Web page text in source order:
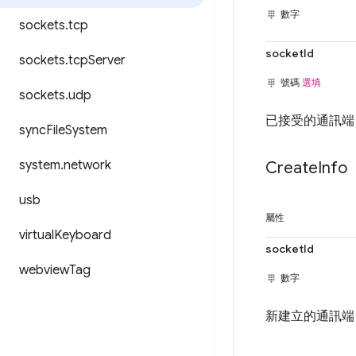
sockets.tcp
sockets.tcpServer
sockets.udp
syncFileSystem
system.network
usb
virtualKeyboard
webviewTag
數字
socketId
號碼 選填
已接受的通訊端
CreateInfo
屬性
socketId
數字
新建立的通訊端